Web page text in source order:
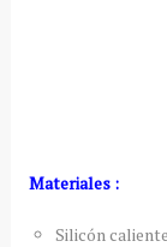
Materiales :
Silicón caliente